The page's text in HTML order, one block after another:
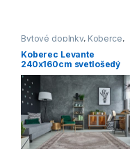
Bytové doplnky, Koberce,
Novinky
Koberec Levante
240x160cm svetlošedý